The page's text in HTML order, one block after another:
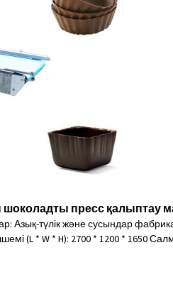
шоколадты пресс қалыптау
Азық-түлік және сусындар
(L * W * H): 2700 * 1200 * 1650